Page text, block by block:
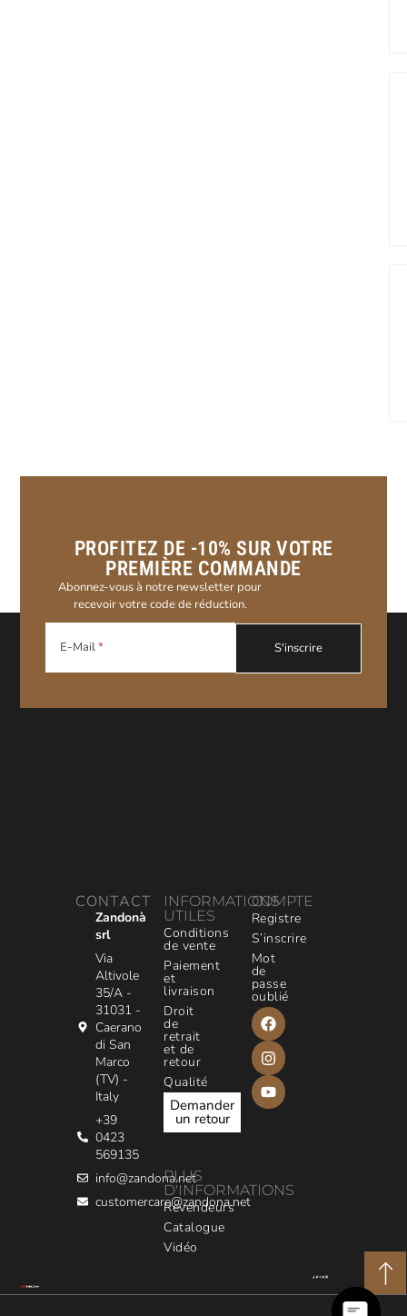
PROFITEZ DE -10% SUR VOTRE
PREMIÈRE COMMANDE
Abonnez-vous à notre newsletter pour
recevoir votre code de réduction.
E-Mail
CONTACT
Zandonà
srl
Via
Altivole
35/A -
31031 -
Caerano
di San
Marco
(TV) -
Italy
+39
0423
569135
info@zandona.net
customercare@zandona.net
INFORMATIONS
UTILES
Conditions
de vente
Paiement
et
livraison
Droit
de
retrait
et de
retour
Qualité
Demander
un retour
PLUS
D'INFORMATIONS
Revendeurs
Catalogue
Vidéo
COMPTE
Registre
S’inscrire
Mot
de
passe
oublié